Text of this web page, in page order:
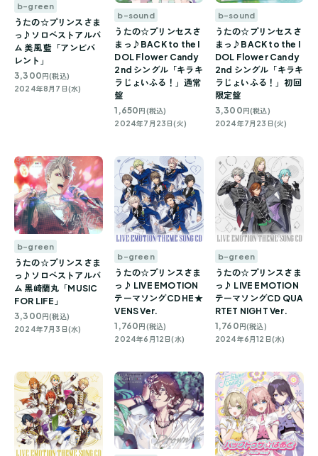
b-green
うたの☆プリンスさま
っ♪ソロベストアルバ
ム 美風 藍「アンビバ
レント」
3,300円(税込)
2024年8月7日(水)
b-sound
うたの☆プリンセスさ
まっ♪BACK to the I
DOL Flower Candy
2nd シングル「キラキ
ラじょいふる！」通常
盤
1,650円(税込)
2024年7月23日(火)
b-sound
うたの☆プリンセスさ
まっ♪BACK to the I
DOL Flower Candy
2nd シングル「キラキ
ラじょいふる！」初回
限定盤
3,300円(税込)
2024年7月23日(火)
b-green
うたの☆プリンスさま
っ♪ソロベストアルバ
ム 黒崎蘭丸「MUSIC
FOR LIFE」
3,300円(税込)
2024年7月3日(水)
b-green
うたの☆プリンスさま
っ♪ LIVE EMOTION
テーマソングCD HE★
VENS Ver.
1,760円(税込)
2024年6月12日(水)
b-green
うたの☆プリンスさま
っ♪ LIVE EMOTION
テーマソングCD QUA
RTET NIGHT Ver.
1,760円(税込)
2024年6月12日(水)